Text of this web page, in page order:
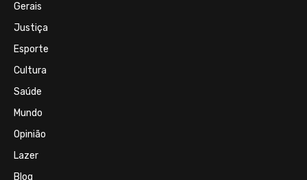
Gerais
Justiça
Esporte
Cultura
Saúde
Mundo
Opinião
Lazer
Blog